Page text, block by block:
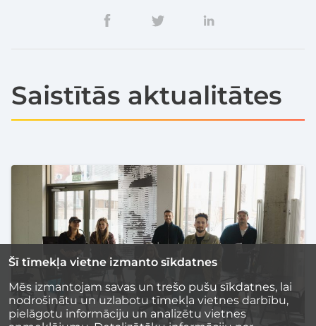
Saistītās aktualitātes
Šī tīmekļa vietne izmanto sīkdatnes
Mēs izmantojam savas un trešo pušu sīkdatnes, lai
nodrošinātu un uzlabotu tīmekļa vietnes darbību,
pielāgotu informāciju un analizētu vietnes